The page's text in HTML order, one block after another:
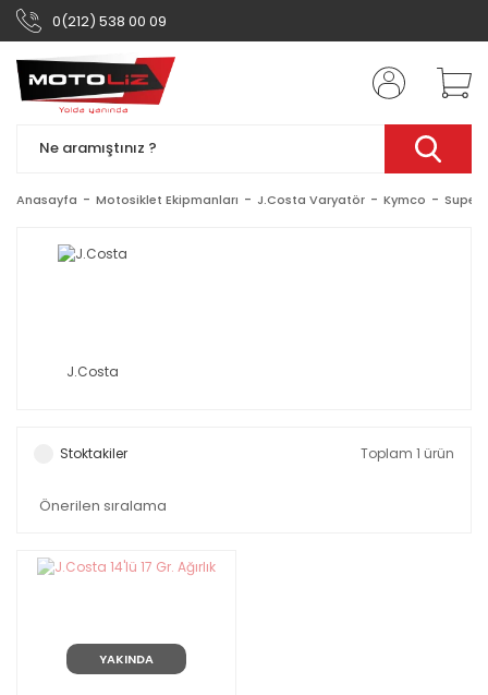
0(212) 538 00 09
Anasayfa Motosiklet Ekipmanları J.Costa Varyatör Kymco Super
J.Costa
Stoktakiler Toplam 1 ürün
YAKINDA